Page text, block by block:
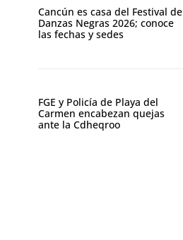
Cancún es casa del Festival de
Danzas Negras 2026; conoce
las fechas y sedes
FGE y Policía de Playa del
Carmen encabezan quejas
ante la Cdheqroo